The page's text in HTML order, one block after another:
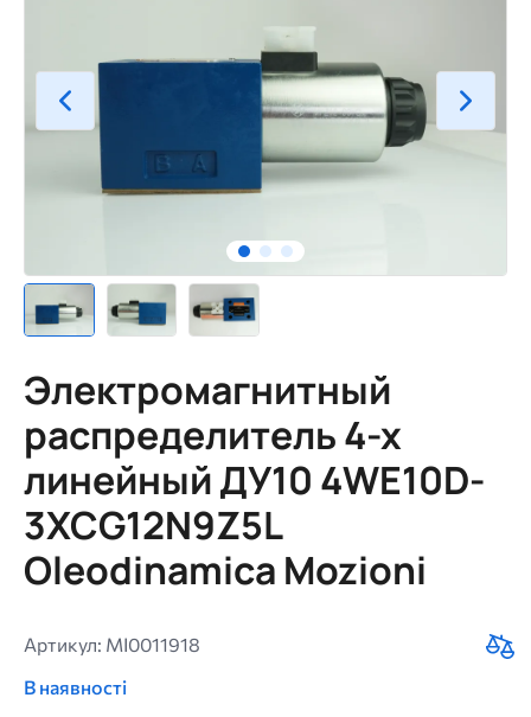
Электромагнитный
распределитель 4-х
линейный ДУ10 4WE10D-
3XCG12N9Z5L
Oleodinamica Mozioni
Артикул: MI0011918
В наявності